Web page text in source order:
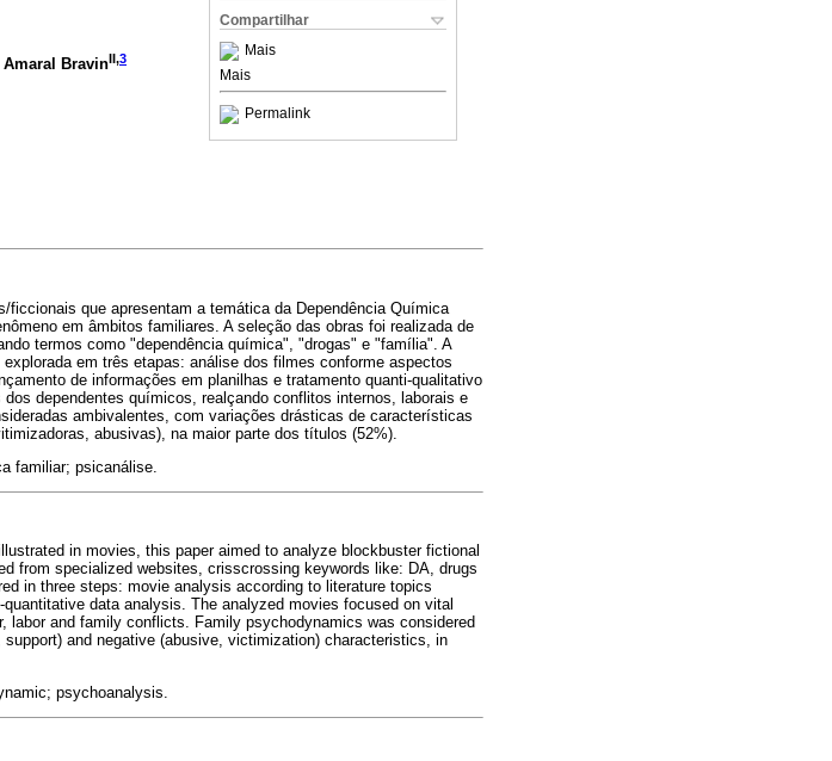
Compartilhar
Mais
Mais
Permalink
Amaral BravinII,3
que apresentam a temática da Dependência Química
em âmbitos familiares. A seleção das obras foi realizada de
termos como "dependência química", "drogas" e "família". A
em três etapas: análise dos filmes conforme aspectos
de informações em planilhas e tratamento quanti-qualitativo
dependentes químicos, realçando conflitos internos, laborais e
ambivalentes, com variações drásticas de características
abusivas), na maior parte dos títulos (52%).
familiar; psicanálise.
in movies, this paper aimed to analyze blockbuster fictional
from specialized websites, crisscrossing keywords like: DA, drugs
in three steps: movie analysis according to literature topics
data analysis. The analyzed movies focused on vital
labor and family conflicts. Family psychodynamics was considered
and negative (abusive, victimization) characteristics, in
psychoanalysis.